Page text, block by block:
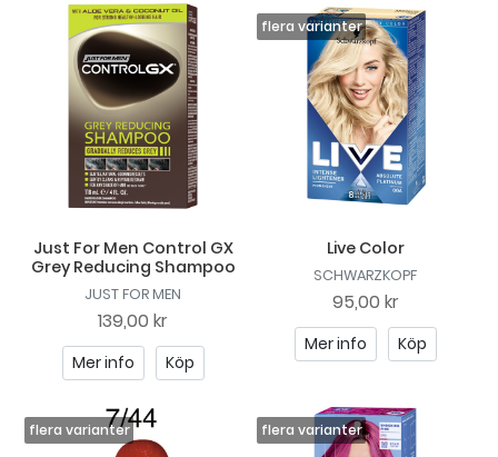
Just For Men Control GX
Grey Reducing Shampoo
JUST FOR MEN
139,00 kr
Mer info Köp
Live Color
SCHWARZKOPF
95,00 kr
Mer info Köp